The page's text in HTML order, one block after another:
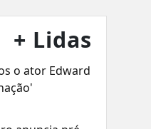
+ Lidas
o ator Edward